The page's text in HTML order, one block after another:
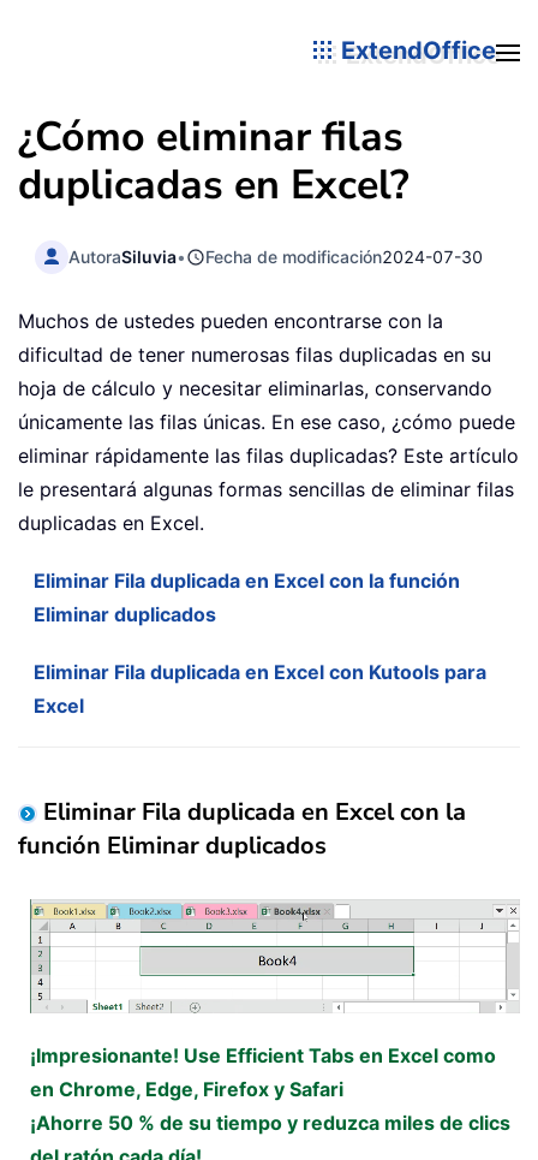
ExtendOffice
¿Cómo eliminar filas
duplicadas en Excel?
AutoraSiluvia• Fecha de modificación2024-07-30
Muchos de ustedes pueden encontrarse con la
dificultad de tener numerosas filas duplicadas en su
hoja de cálculo y necesitar eliminarlas, conservando
únicamente las filas únicas. En ese caso, ¿cómo puede
eliminar rápidamente las filas duplicadas? Este artículo
le presentará algunas formas sencillas de eliminar filas
duplicadas en Excel.
Eliminar Fila duplicada en Excel con la función
Eliminar duplicados
Eliminar Fila duplicada en Excel con Kutools para
Excel
Eliminar Fila duplicada en Excel con la
función Eliminar duplicados
¡Impresionante! Use Efficient Tabs en Excel como
en Chrome, Edge, Firefox y Safari
¡Ahorre 50 % de su tiempo y reduzca miles de clics